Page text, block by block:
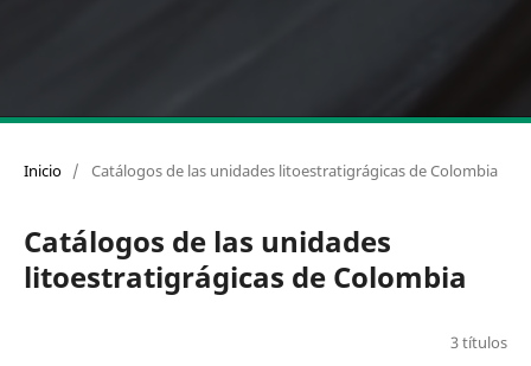
Inicio / Catálogos de las unidades litoestratigrágicas de Colombia
Catálogos de las unidades
litoestratigrágicas de Colombia
3 títulos